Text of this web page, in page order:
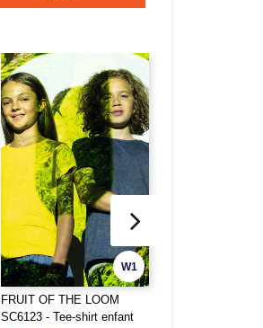
W1
FRUIT OF THE LOOM
SC6123 - Tee-shirt enfant